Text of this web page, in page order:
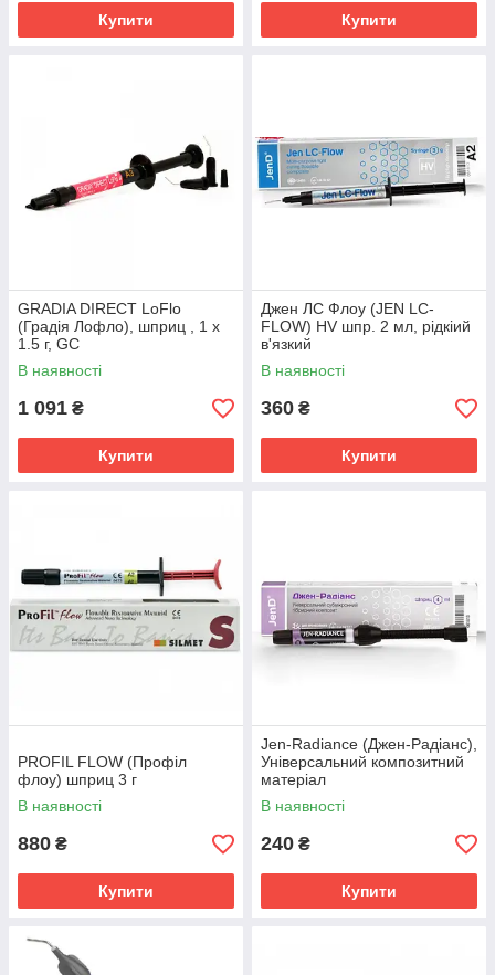
Купити Купити
GRADIA DIRECT LoFlo
(Градія Лофло), шприц , 1 x
1.5 г, GC
В наявності
1 091 ₴
Купити
Джен ЛС Флоу (JEN LC-
FLOW) HV шпр. 2 мл, рідкіий
в'язкий
В наявності
360 ₴
Купити
PROFIL FLOW (Профіл
флоу) шприц 3 г
В наявності
880 ₴
Купити
Jen-Radiance (Джен-Радіанс),
Універсальний композитний
матеріал
В наявності
240 ₴
Купити